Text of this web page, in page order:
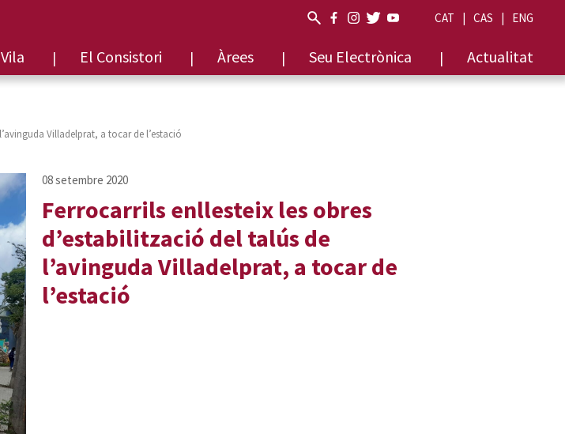
CAT CAS ENG
El Consistori Àrees Seu Electrònica Actualitat
Villadelprat, a tocar de l’estació
Ferrocarrils enllesteix les obres
d’estabilització del talús de
l’avinguda Villadelprat, a tocar de
l’estació